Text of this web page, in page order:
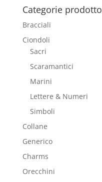
Categorie prodotto
Bracciali
Ciondoli
Sacri
Scaramantici
Marini
Lettere & Numeri
Simboli
Collane
Generico
Charms
Orecchini